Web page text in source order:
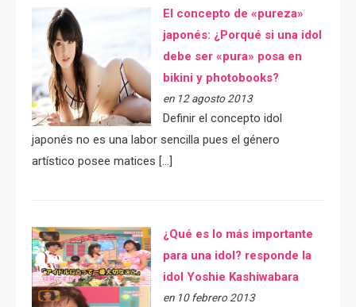
El concepto de «pureza»
japonés: ¿Porqué si una idol
debe ser «pura» posa en
bikini y photobooks?
en 12 agosto 2013
Definir el concepto idol
japonés no es una labor sencilla pues el género
artístico posee matices […]
¿Qué es lo más importante
para una idol? responde la
idol Yoshie Kashiwabara
en 10 febrero 2013